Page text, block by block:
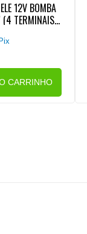
12V BOMBA
(4 TERMINAIS)
CARRINHO